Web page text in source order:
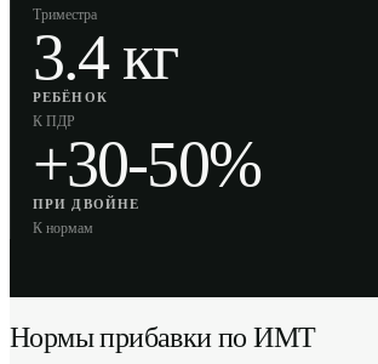
Триместра
3.4 кг
РЕБЁНОК
К ПДР
+30-50%
ПРИ ДВОЙНЕ
К нормам
Нормы прибавки по ИМТ